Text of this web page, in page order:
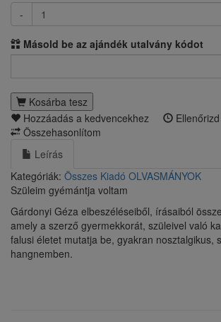
-
Másold be az ajándék utalvány kódot
Kosárba tesz
Hozzáadás a kedvencekhez
Összehasonlítom
Leírás
Kategóriák: Összes Kiadó OLVASMÁNYOK
Szüleim gyémántja voltam
Gárdonyi Géza elbeszéléseiből, írásaiból
amely a szerző gyermekkorát, szüleivel való
falusi életet mutatja be, gyakran nosztalgikus,
hangnemben.